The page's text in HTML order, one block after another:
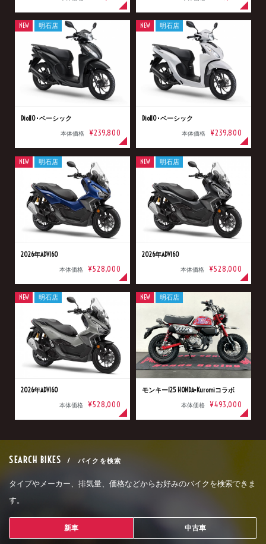
Dio110･ベーシック
本体価格 ¥239,800
NEW 明石店
Dio110･ベーシック
本体価格 ¥239,800
NEW 明石店
2026年ADV160
本体価格 ¥528,000
NEW 明石店
2026年ADV160
本体価格 ¥528,000
NEW 明石店
2026年ADV160
本体価格 ¥528,000
NEW 明石店
モンキー125 HONDA×Kuromiコラボ
本体価格 ¥493,000
NEW 明石店
SEARCH BIKES / バイクを検索
タイプやメーカー、排気量、価格などからお好みのバイクを検索できま
す。
新車 中古車